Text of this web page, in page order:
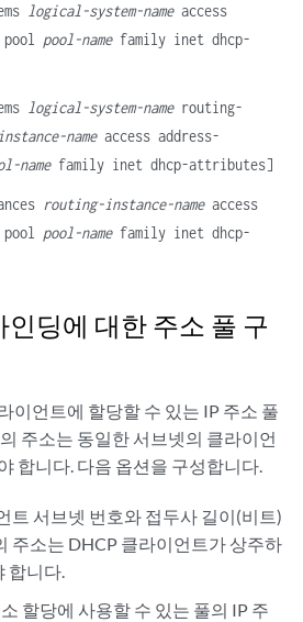
logical-system-nameaccess
pool pool-namefamily inet dhcp-
logical-system-namerouting-
nameaccess address-
namefamily inet dhcp-attributes]
routing-instance-nameaccess
pool pool-namefamily inet dhcp-
인딩에 대한 주소 풀 구
이언트에 할당할 수 있는 IP 주소 풀
주소는 동일한 서브넷의 클라이언
합니다. 다음 옵션을 구성합니다.
트 서브넷 번호와 접두사 길이(비트)
주소는 DHCP 클라이언트가 상주하
합니다.
할당에 사용할 수 있는 풀의 IP 주